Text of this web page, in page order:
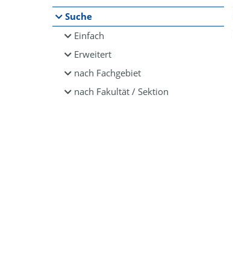
Suche
Einfach
Erweitert
nach Fachgebiet
nach Fakultät / Sektion